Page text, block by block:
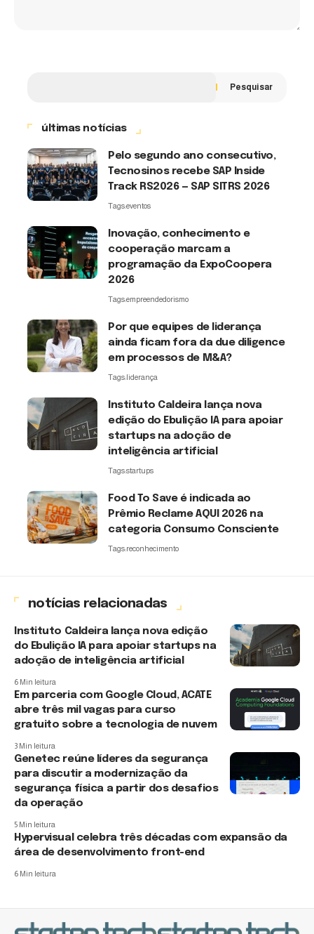
Pesquisar
últimas notícias
Pelo segundo ano consecutivo,
Tecnosinos recebe SAP Inside
Track RS2026 — SAP SITRS 2026
Tags:eventos
Inovação, conhecimento e
cooperação marcam a
programação da ExpoCoopera
2026
Tags:empreendedorismo
Por que equipes de liderança
ainda ficam fora da due diligence
em processos de M&A?
Tags:liderança
Instituto Caldeira lança nova
edição do Ebulição IA para apoiar
startups na adoção de
inteligência artificial
Tags:startups
Food To Save é indicada ao
Prêmio Reclame AQUI 2026 na
categoria Consumo Consciente
Tags:reconhecimento
notícias relacionadas
Instituto Caldeira lança nova edição
do Ebulição IA para apoiar startups na
adoção de inteligência artificial
6 Min leitura
Em parceria com Google Cloud, ACATE
abre três mil vagas para curso
gratuito sobre a tecnologia de nuvem
3 Min leitura
Genetec reúne líderes da segurança
para discutir a modernização da
segurança física a partir dos desafios
da operação
5 Min leitura
Hypervisual celebra três décadas com expansão da
área de desenvolvimento front-end
6 Min leitura